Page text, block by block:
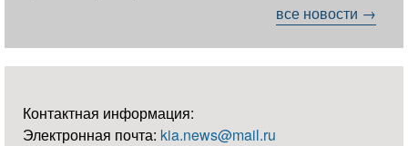
все новости →
Контактная информация:
Электронная почта: kia.news@mail.ru